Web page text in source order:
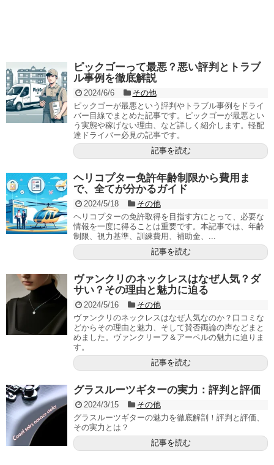
ピックゴーって最悪？悪い評判とトラブ
ル事例を徹底解説
2024/6/6
その他
ピックゴーが最悪という評判やトラブル事例をドライ
バー目線でまとめた記事です。ピックゴーが最悪とい
う実態や稼げない理由、など詳しく紹介します。軽配
達ドライバー必見の記事です。
記事を読む
ヘリコプター免許年齢制限から費用ま
で、全てが分かるガイド
2024/5/18
その他
ヘリコプターの免許取得を目指す方にとって、必要な
情報を一度に得ることは重要です。本記事では、年齢
制限、視力基準、訓練費用、補助金、...
記事を読む
ヴァンクリのネックレスはなぜ人気？ダ
サい？その理由と魅力に迫る
2024/5/16
その他
ヴァンクリのネックレスはなぜ人気なのか？口コミな
どからその理由と魅力、そして賛否両論の声などまと
めました。ヴァンクリーフ＆アーペルの魅力に迫りま
す。
記事を読む
グラスルーツギターの実力：評判と評価
2024/3/15
その他
グラスルーツギターの魅力を徹底解剖！評判と評価、
その実力とは？
記事を読む